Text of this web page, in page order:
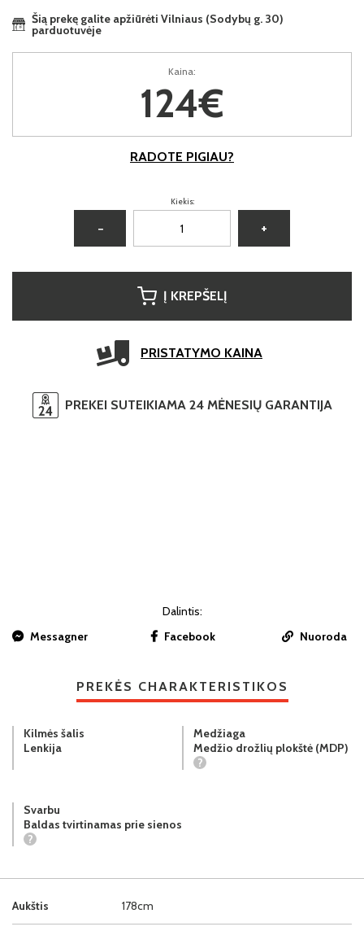
Šią prekę galite apžiūrėti Vilniaus (Sodybų g. 30)
parduotuvėje
Kaina:
124€
RADOTE PIGIAU?
Kiekis:
− +
Į KREPŠELĮ
PRISTATYMO KAINA
PREKEI SUTEIKIAMA 24 MĖNESIŲ GARANTIJA
Dalintis:
Messagner
Facebook Nuoroda
PREKĖS CHARAKTERISTIKOS
Aukštis 178cm
Kilmės šalis
Lenkija
Medžiaga
Medžio drožlių plokštė (MDP)
?
Svarbu
Baldas tvirtinamas prie sienos
?